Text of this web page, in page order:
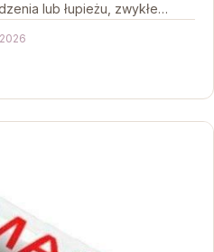
lub łupieżu, zwykłe…